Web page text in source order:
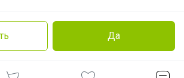
Да
ОГРН 1122468054070, 2012 -2026
конфиденциальности
пользователя